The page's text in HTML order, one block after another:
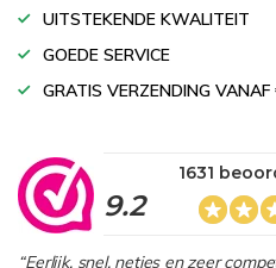
UITSTEKENDE KWALITEIT
GOEDE SERVICE
GRATIS VERZENDING VANAF
9.2
1631
“Eerlijk, snel, netjes en zeer